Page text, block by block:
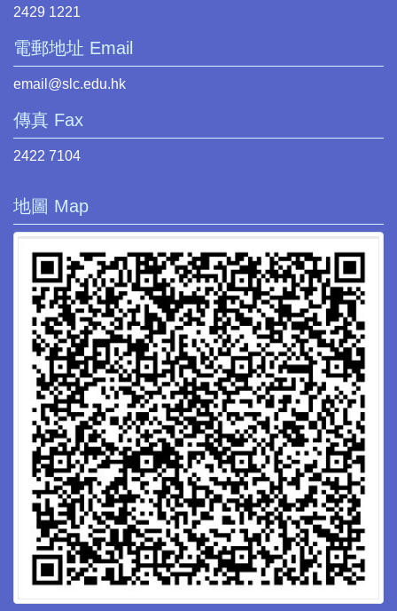
2429 1221
電郵地址 Email
email@slc.edu.hk
傳真 Fax
2422 7104
地圖 Map